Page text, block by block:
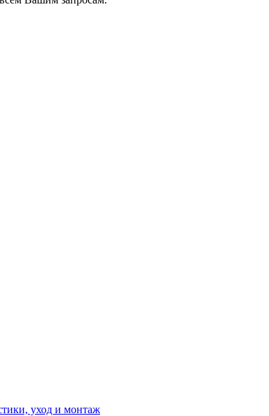
уход и монтаж